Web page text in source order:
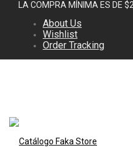
LA COMPRA MÍNIMA ES DE
About Us
Wishlist
Order Tracking